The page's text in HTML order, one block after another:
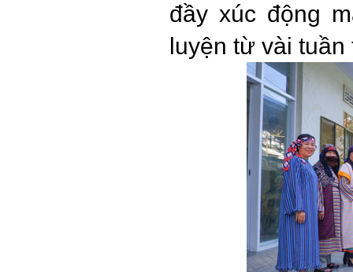
đầy xúc động
luyện từ vài